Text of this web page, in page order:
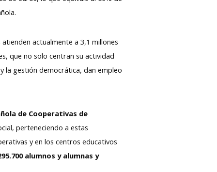
atienden actualmente a 3,1 millones
que no solo centran su actividad
la gestión democrática, dan empleo
de Cooperativas de
perteneciendo a estas
y en los centros educativos
alumnos y alumnas y